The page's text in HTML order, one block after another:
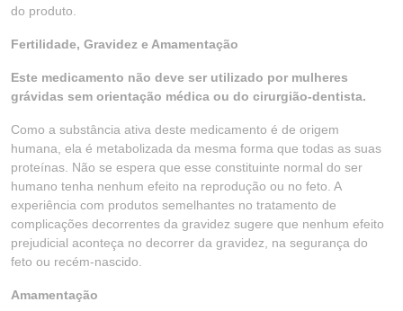
do produto.
Fertilidade, Gravidez e Amamentação
Este medicamento não deve ser utilizado por mulheres
grávidas sem orientação médica ou do cirurgião-dentista.
Como a substância ativa deste medicamento é de origem
humana, ela é metabolizada da mesma forma que todas as suas
proteínas. Não se espera que esse constituinte normal do ser
humano tenha nenhum efeito na reprodução ou no feto. A
experiência com produtos semelhantes no tratamento de
complicações decorrentes da gravidez sugere que nenhum efeito
prejudicial aconteça no decorrer da gravidez, na segurança do
feto ou recém-nascido.
Amamentação